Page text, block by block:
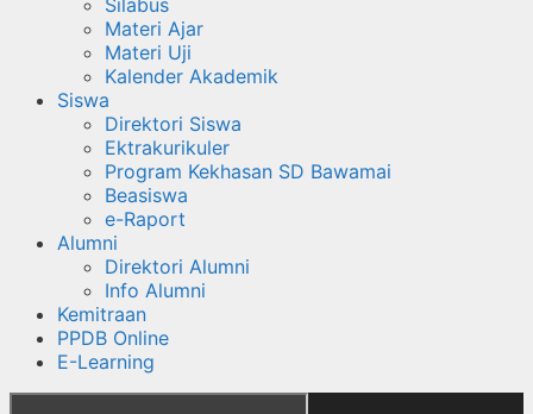
Silabus
Materi Ajar
Materi Uji
Kalender Akademik
Siswa
Direktori Siswa
Ektrakurikuler
Program Kekhasan SD Bawamai
Beasiswa
e-Raport
Alumni
Direktori Alumni
Info Alumni
Kemitraan
PPDB Online
E-Learning